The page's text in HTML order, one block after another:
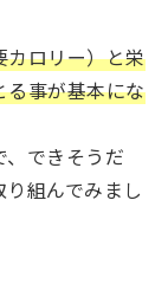
カロリー）と栄
る事が基本にな
できそうだ
組んでみまし